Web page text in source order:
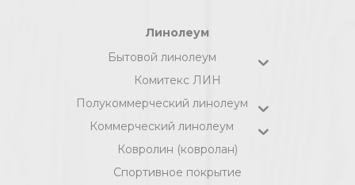
Линолеум
Бытовой линолеум
Комитекс ЛИН
Полукоммерческий линолеум
Коммерческий линолеум
Ковролин (ковролан)
Спортивное покрытие